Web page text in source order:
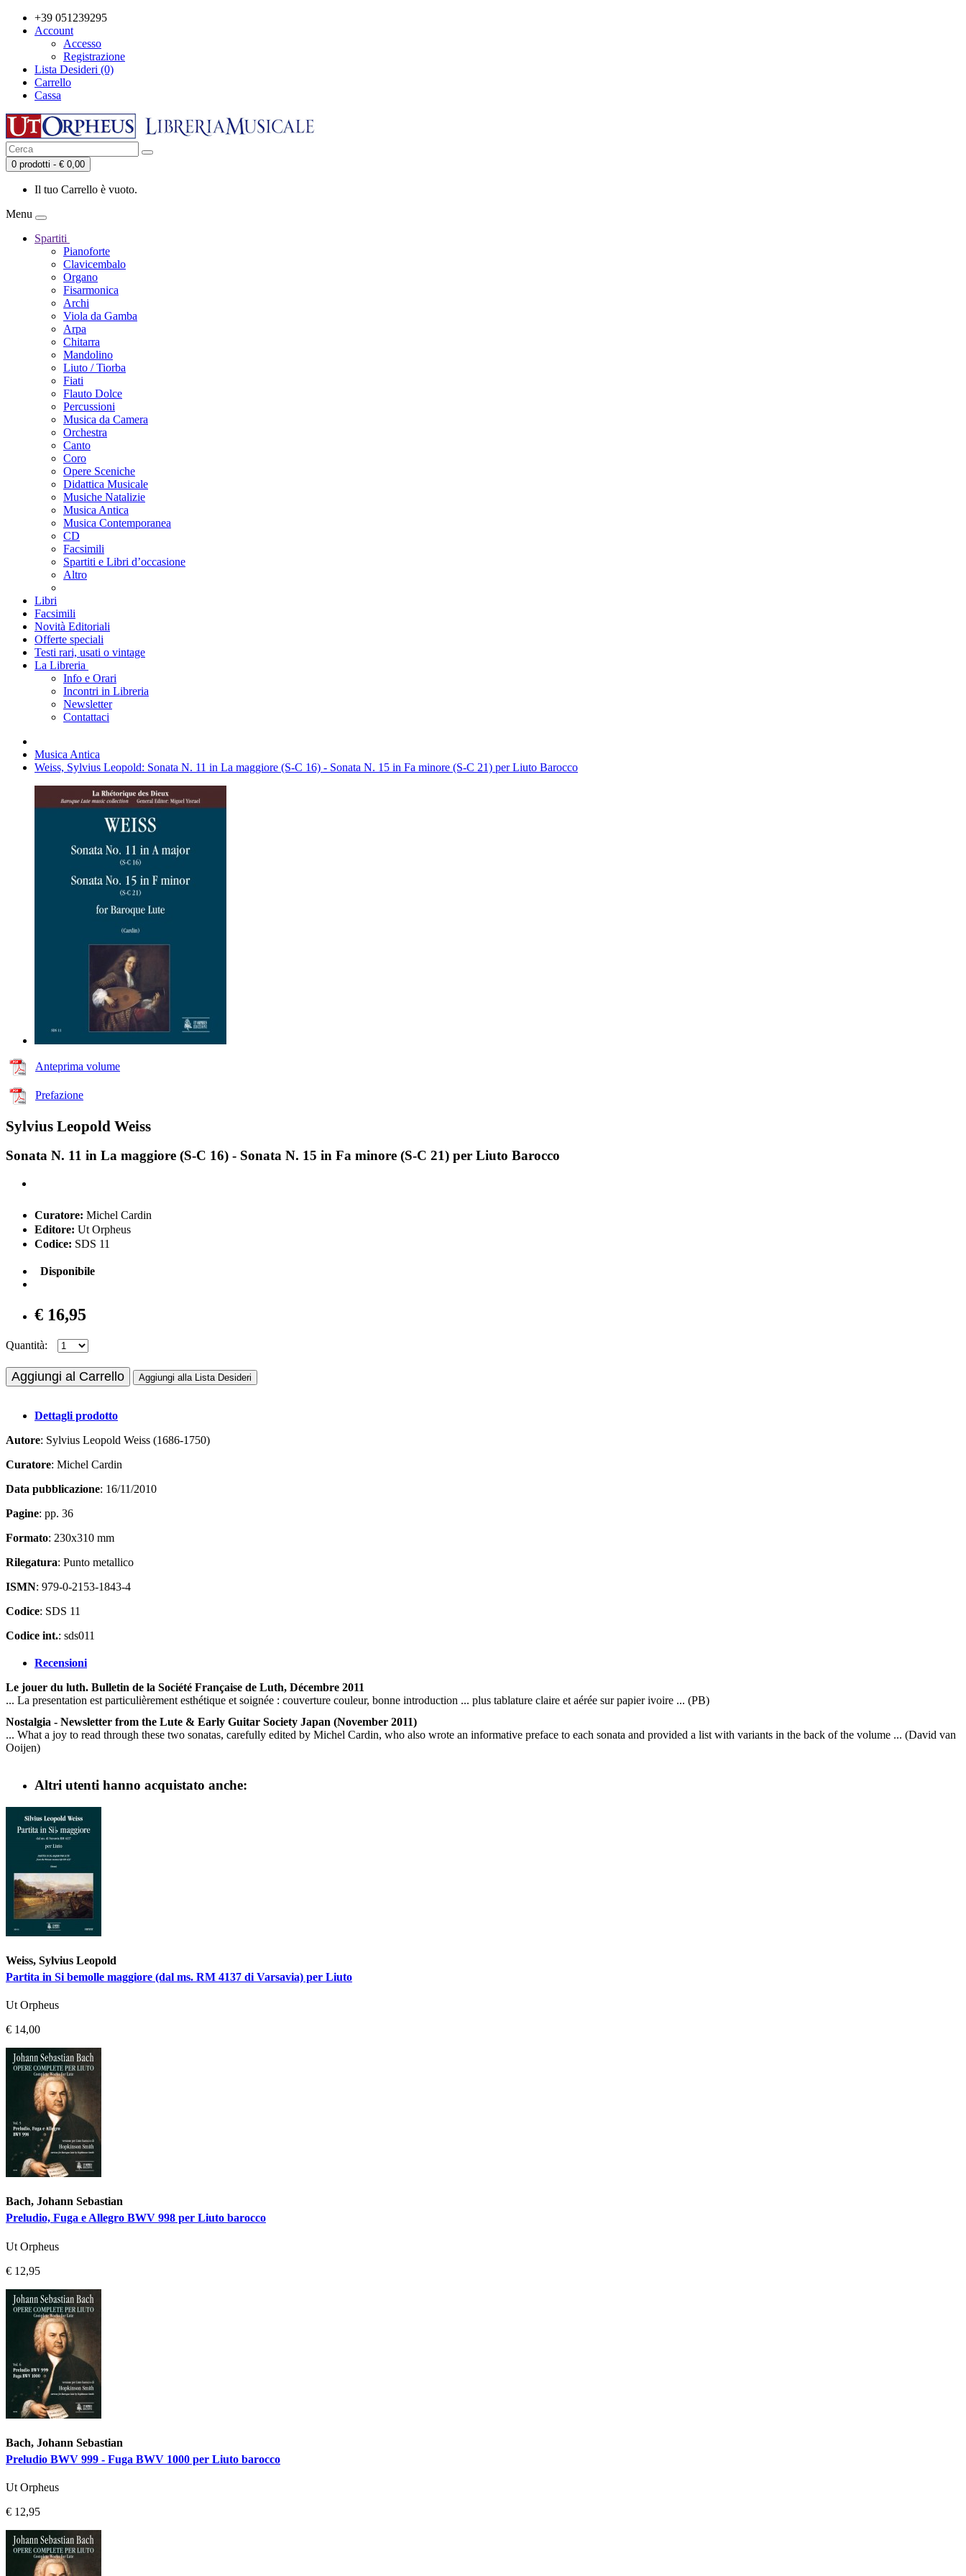
+39 051239295
Account
Accesso
Registrazione
Lista Desideri (0)
Carrello
Cassa
0 prodotti - € 0,00
Il tuo Carrello è vuoto.
Menu
Spartiti
Pianoforte
Clavicembalo
Organo
Fisarmonica
Archi
Viola da Gamba
Arpa
Chitarra
Mandolino
Liuto / Tiorba
Fiati
Flauto Dolce
Percussioni
Musica da Camera
Orchestra
Canto
Coro
Opere Sceniche
Didattica Musicale
Musiche Natalizie
Musica Antica
Musica Contemporanea
CD
Facsimili
Spartiti e Libri d’occasione
Altro
Libri
Facsimili
Novità Editoriali
Offerte speciali
Testi rari, usati o vintage
La Libreria
Info e Orari
Incontri in Libreria
Newsletter
Contattaci
Musica Antica
Weiss, Sylvius Leopold: Sonata N. 11 in La maggiore (S-C 16) - Sonata N. 15 in Fa minore (S-C 21) per Liuto Barocco
Anteprima volume
Prefazione
Sylvius Leopold Weiss
Sonata N. 11 in La maggiore (S-C 16) - Sonata N. 15 in Fa minore (S-C 21) per Liuto Barocco
Curatore: Michel Cardin
Editore: Ut Orpheus
Codice: SDS 11
Disponibile
€ 16,95
Quantità:
Aggiungi al Carrello Aggiungi alla Lista Desideri
Dettagli prodotto
Autore: Sylvius Leopold Weiss (1686-1750)
Curatore: Michel Cardin
Data pubblicazione: 16/11/2010
Pagine: pp. 36
Formato: 230x310 mm
Rilegatura: Punto metallico
ISMN: 979-0-2153-1843-4
Codice: SDS 11
Codice int.: sds011
Recensioni
Le jouer du luth. Bulletin de la Société Française de Luth, Décembre 2011
... La presentation est particulièrement esthétique et soignée : couverture couleur, bonne introduction ... plus tablature claire et aérée sur papier ivoire ... (PB)
Nostalgia - Newsletter from the Lute & Early Guitar Society Japan (November 2011)
... What a joy to read through these two sonatas, carefully edited by Michel Cardin, who also wrote an informative preface to each sonata and provided a list with variants in the back of the volume ... (David van
Ooijen)
Altri utenti hanno acquistato anche:
Weiss, Sylvius Leopold
Partita in Si bemolle maggiore (dal ms. RM 4137 di Varsavia) per Liuto
Ut Orpheus
€ 14,00
Bach, Johann Sebastian
Preludio, Fuga e Allegro BWV 998 per Liuto barocco
Ut Orpheus
€ 12,95
Bach, Johann Sebastian
Preludio BWV 999 - Fuga BWV 1000 per Liuto barocco
Ut Orpheus
€ 12,95